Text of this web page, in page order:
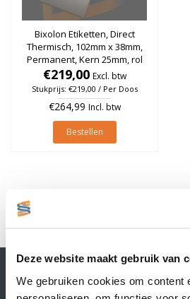
Deze website maakt gebruik van
We gebruiken cookies om content
Bixolon Etiketten, Direct
Thermisch, 102mm x 38mm,
Permanent, Kern 25mm, rol
à 1.790 stuks (Per doos)
€219,00 Excl. btw
Stukprijs: €219,00 / Per Doos
€264,99 Incl. btw
Bestellen
Contactgegevens
Supply Service B.V.